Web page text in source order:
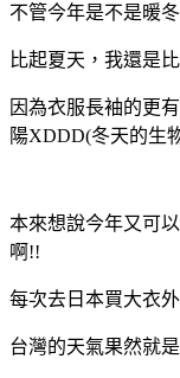
不管今年是不是暖
比起夏天，我還是
因為衣服長袖的更
陽XDDD(冬天的生
本來想說今年又可
啊!!
每次去日本買大衣
台灣的天氣果然就